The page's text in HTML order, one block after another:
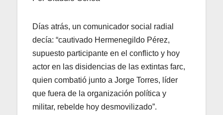
Días atrás, un comunicador social radial
decía: “cautivado Hermenegildo Pérez,
supuesto participante en el conflicto y hoy
actor en las disidencias de las extintas farc,
quien combatió junto a Jorge Torres, líder
que fuera de la organización política y
militar, rebelde hoy desmovilizado”.